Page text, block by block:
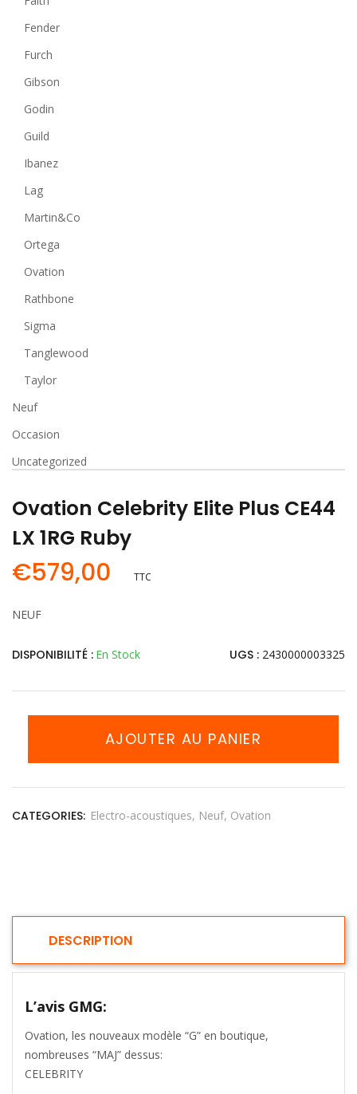
Fender
Furch
Gibson
Godin
Guild
Ibanez
Lag
Martin&Co
Ortega
Ovation
Rathbone
Sigma
Tanglewood
Taylor
Neuf
Occasion
Uncategorized
Ovation Celebrity Elite Plus CE44
LX 1RG Ruby
€579,00 TTC
NEUF
DISPONIBILITÉ : En Stock UGS : 2430000003325
AJOUTER AU PANIER
CATEGORIES: Electro-acoustiques Neuf Ovation
DESCRIPTION
L’avis GMG:
Ovation, les nouveaux modèle “G” en boutique,
nombreuses “MAJ” dessus:
CELEBRITY